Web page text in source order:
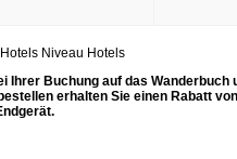
Niveau Hotels
Ihrer Buchung auf das
erhalten Sie einen Rabatt